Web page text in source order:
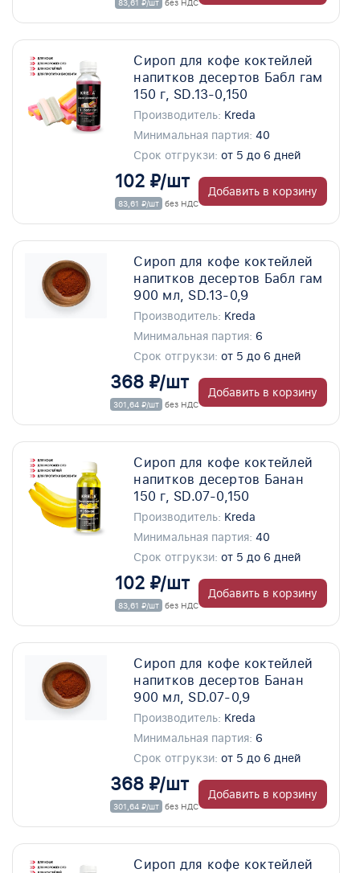
83,61 ₽/шт без НДС
Сироп для кофе коктейлей
напитков десертов Бабл гам
150 г, SD.13-0,150
Производитель: Kreda
Минимальная партия: 40
Срок отгрукзи: от 5 до 6 дней
102 ₽/шт
83,61 ₽/шт без НДС
Добавить в корзину
Сироп для кофе коктейлей
напитков десертов Бабл гам
900 мл, SD.13-0,9
Производитель: Kreda
Минимальная партия: 6
Срок отгрукзи: от 5 до 6 дней
368 ₽/шт
301,64 ₽/шт без НДС
Добавить в корзину
Сироп для кофе коктейлей
напитков десертов Банан
150 г, SD.07-0,150
Производитель: Kreda
Минимальная партия: 40
Срок отгрукзи: от 5 до 6 дней
102 ₽/шт
83,61 ₽/шт без НДС
Добавить в корзину
Сироп для кофе коктейлей
напитков десертов Банан
900 мл, SD.07-0,9
Производитель: Kreda
Минимальная партия: 6
Срок отгрукзи: от 5 до 6 дней
368 ₽/шт
301,64 ₽/шт без НДС
Добавить в корзину
Сироп для кофе коктейлей